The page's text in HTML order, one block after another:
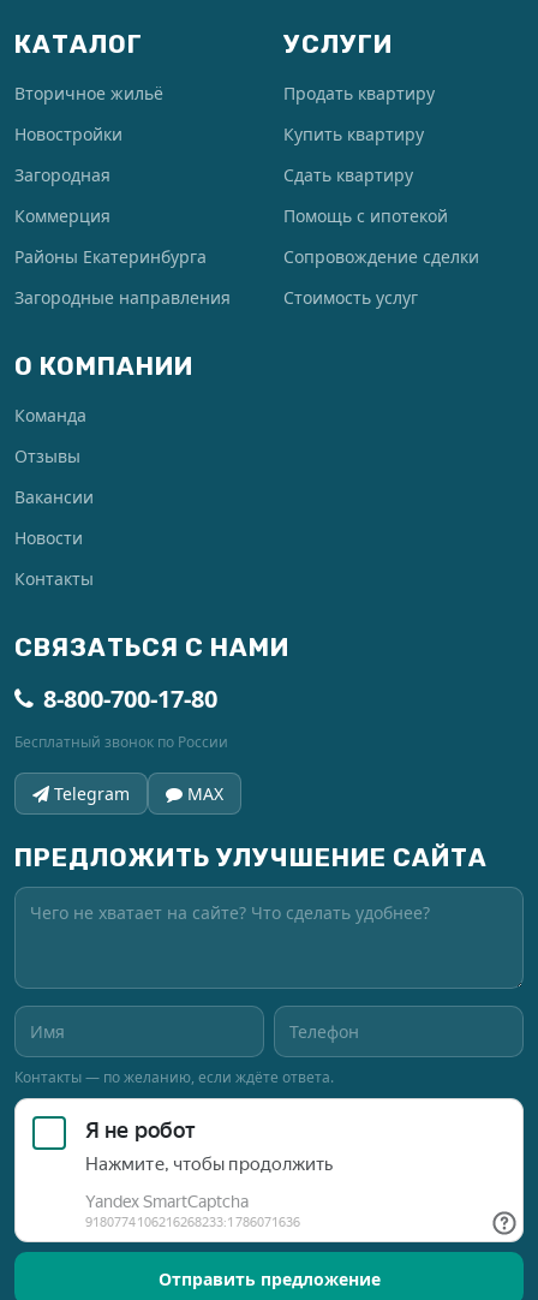
КАТАЛОГ
Вторичное жильё
Новостройки
Загородная
Коммерция
Районы Екатеринбурга
Загородные направления
УСЛУГИ
Продать квартиру
Купить квартиру
Сдать квартиру
Помощь с ипотекой
Сопровождение сделки
Стоимость услуг
О КОМПАНИИ
Команда
Отзывы
Вакансии
Новости
Контакты
СВЯЗАТЬСЯ С НАМИ
8-800-700-17-80
Бесплатный звонок по России
Telegram MAX
ПРЕДЛОЖИТЬ УЛУЧШЕНИЕ САЙТА
Контакты — по желанию, если ждёте ответа.
Отправить предложение